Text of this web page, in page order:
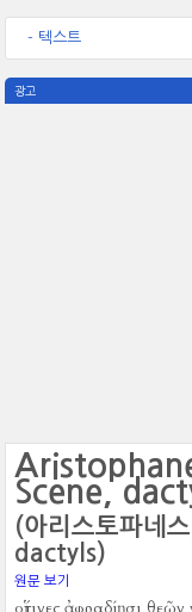
- 텍스트
광고
Scene,
(아리스토파네
dactyls)
원문 보기